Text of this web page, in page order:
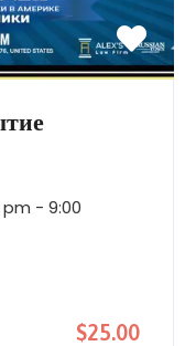
- 9:00
$25.00